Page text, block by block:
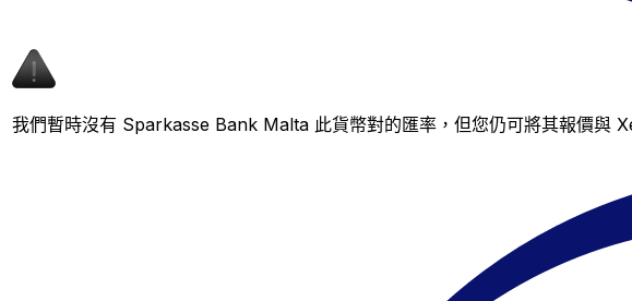
我們暫時沒有 Sparkasse Bank Malta 此貨幣對的匯率，但您仍可將其報價與